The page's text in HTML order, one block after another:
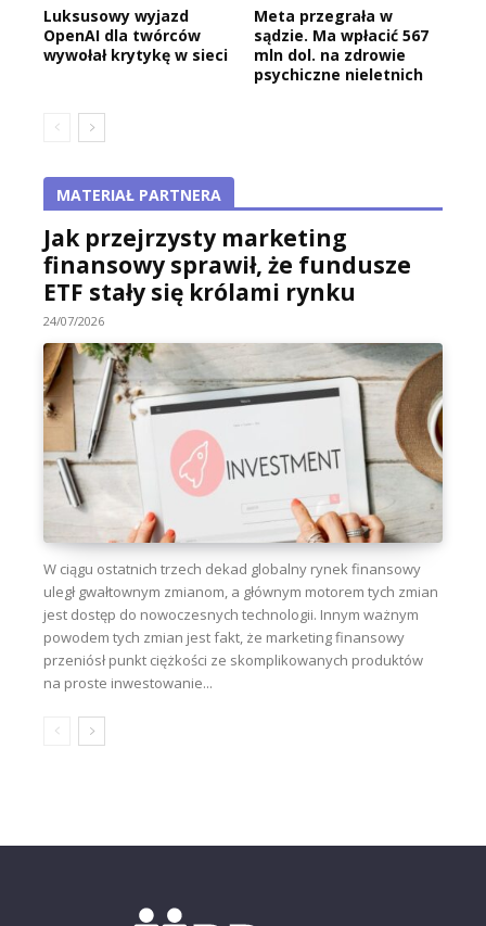
Luksusowy wyjazd
OpenAI dla twórców
wywołał krytykę w sieci
Meta przegrała w
sądzie. Ma wpłacić 567
mln dol. na zdrowie
psychiczne nieletnich
MATERIAŁ PARTNERA
Jak przejrzysty marketing
finansowy sprawił, że fundusze
ETF stały się królami rynku
24/07/2026
W ciągu ostatnich trzech dekad globalny rynek finansowy
uległ gwałtownym zmianom, a głównym motorem tych zmian
jest dostęp do nowoczesnych technologii. Innym ważnym
powodem tych zmian jest fakt, że marketing finansowy
przeniósł punkt ciężkości ze skomplikowanych produktów
na proste inwestowanie...